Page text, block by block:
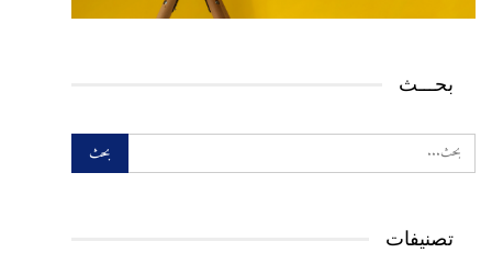
بحـــث
تصنيفات